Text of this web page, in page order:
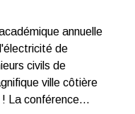
annuelle
de
civils de
ville côtière
! La conférence…